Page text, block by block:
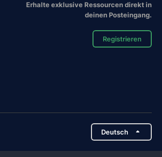
Erhalte exklusive Ressourcen direkt in
deinen Posteingang.
Registrieren
Deutsch